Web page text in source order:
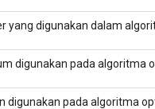
yang digunakan dalam
digunakan pada algoritma
digunakan pada algoritma